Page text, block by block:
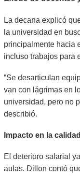
La decana explicó
la universidad en
principalmente hacia
incluso trabajos para
“Se desarticulan
van con lágrimas en
universidad, pero no
describió.
Impacto en la
El deterioro salarial
aulas. Dillon contó